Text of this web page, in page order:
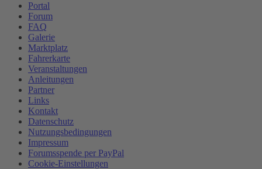
Portal
Forum
FAQ
Galerie
Marktplatz
Fahrerkarte
Veranstaltungen
Anleitungen
Partner
Links
Kontakt
Datenschutz
Nutzungsbedingungen
Impressum
Forumsspende per PayPal
Cookie-Einstellungen